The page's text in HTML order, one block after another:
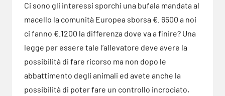
Ci sono gli interessi sporchi una bufala mandata al
macello la comunità Europea sborsa €. 6500 a noi
ci fanno €.1200 la differenza dove va a finire? Una
legge per essere tale l’allevatore deve avere la
possibilità di fare ricorso ma non dopo le
abbattimento degli animali ed avete anche la
possibilità di poter fare un controllo incrociato,